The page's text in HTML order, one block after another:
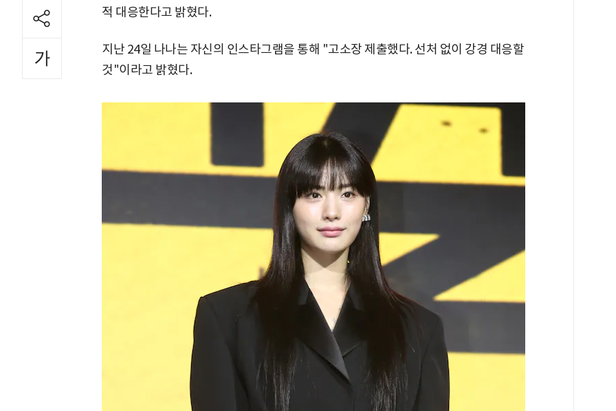
적 대응한다고 밝혔다.
지난 24일 나나는 자신의 인스타그램을 통해 "고소장 제출했다. 선처 없이 강경 대응할
것"이라고 밝혔다.